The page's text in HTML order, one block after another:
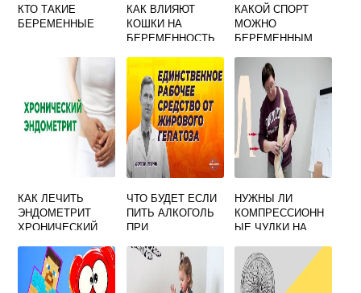
КТО ТАКИЕ
БЕРЕМЕННЫЕ
КАК ВЛИЯЮТ
КОШКИ НА
БЕРЕМЕННОСТЬ
КАКОЙ СПОРТ
МОЖНО
БЕРЕМЕННЫМ
КАК ЛЕЧИТЬ
ЭНДОМЕТРИТ
ХРОНИЧЕСКИЙ
ЗАБЕРЕМЕНЕТЬ
ЧТО БУДЕТ ЕСЛИ
ПИТЬ АЛКОГОЛЬ
ПРИ
НУЖНЫ ЛИ
КОМПРЕССИОНН
ЫЕ ЧУЛКИ НА
ВЫБРАТЬ
РАЗМЕР, КАК
ОДЕТЬ И КОГДА